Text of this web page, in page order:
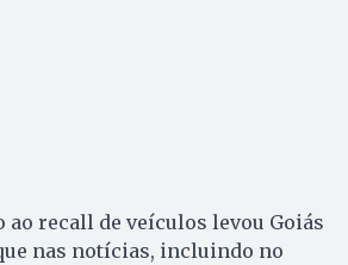
ao recall de veículos levou Goiás
nas notícias, incluindo no